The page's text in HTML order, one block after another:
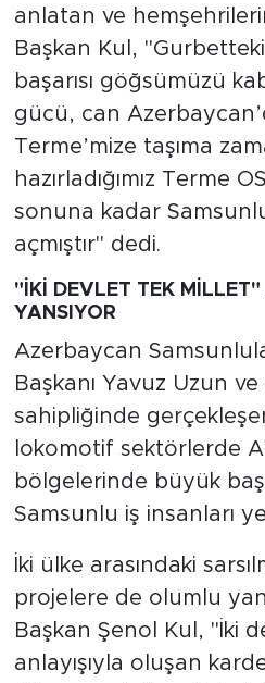
anlatan ve
Başkan Kul,
başarısı göğsümüzü
gücü, can
Terme’mize taşıma
hazırladığımız Terme
sonuna kadar
açmıştır" dedi.
"İKİ DEVLET TEK MİLLET"
YANSIYOR
Azerbaycan
Başkanı Yavuz Uzun
sahipliğinde
lokomotif sektörlerde
bölgelerinde büyük
Samsunlu iş insanları
İki ülke arasındaki
projelere de olumlu
Başkan Şenol Kul, "İki
anlayışıyla oluşan